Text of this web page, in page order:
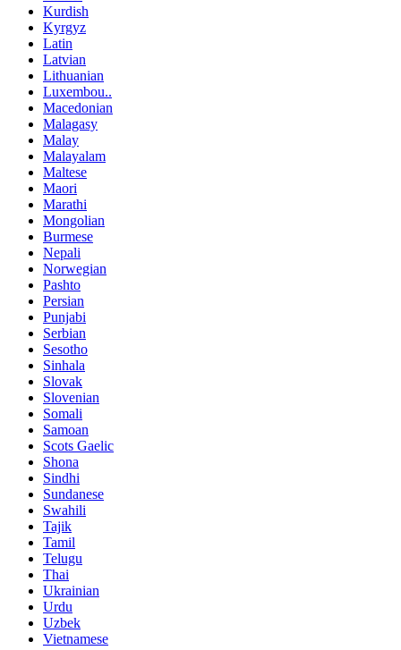
Kurdish
Kyrgyz
Latin
Latvian
Lithuanian
Luxembou..
Macedonian
Malagasy
Malay
Malayalam
Maltese
Maori
Marathi
Mongolian
Burmese
Nepali
Norwegian
Pashto
Persian
Punjabi
Serbian
Sesotho
Sinhala
Slovak
Slovenian
Somali
Samoan
Scots Gaelic
Shona
Sindhi
Sundanese
Swahili
Tajik
Tamil
Telugu
Thai
Ukrainian
Urdu
Uzbek
Vietnamese